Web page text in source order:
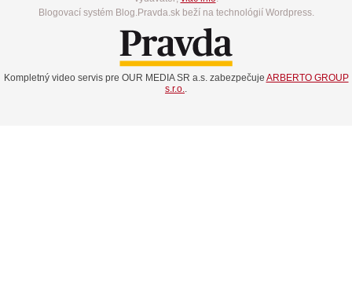
Blogovací systém Blog.Pravda.sk beží na technológií Wordpress.
Kompletný video servis pre OUR MEDIA SR a.s. zabezpečuje ARBERTO GROUP
s.r.o..